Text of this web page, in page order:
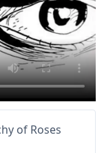
of Roses